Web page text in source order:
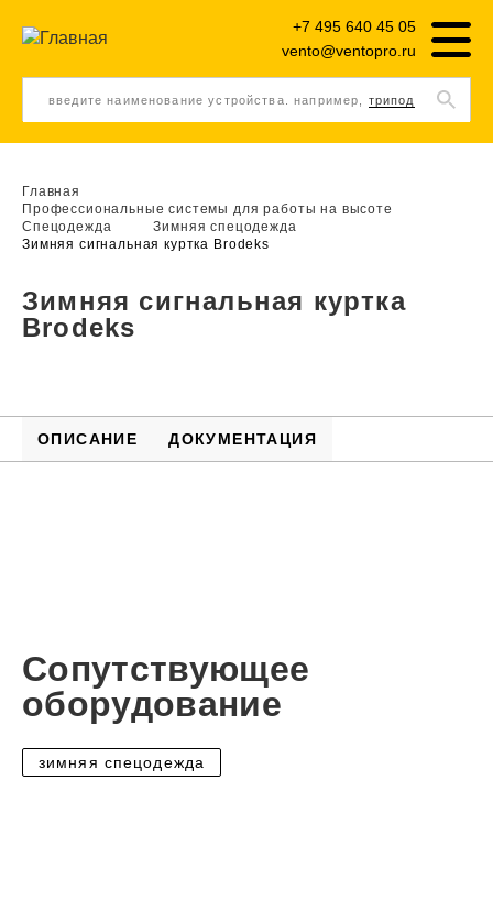
введите наименование устройства. например, трипод
vento@ventopro.ru
+7 495 640 45 05
Главная
Профессиональные системы для работы на высоте
Спецодежда
Зимняя спецодежда
Зимняя сигнальная куртка Brodeks
Зимняя сигнальная куртка
Brodeks
ОПИСАНИЕ ДОКУМЕНТАЦИЯ
Сопутствующее
оборудование
зимняя спецодежда